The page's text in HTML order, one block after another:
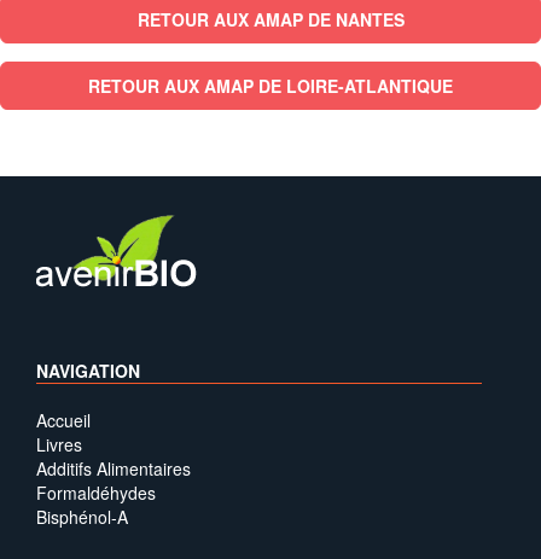
RETOUR AUX AMAP DE NANTES
RETOUR AUX AMAP DE LOIRE-ATLANTIQUE
NAVIGATION
Accueil
Livres
Additifs Alimentaires
Formaldéhydes
Bisphénol-A